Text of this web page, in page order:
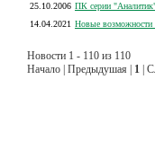
25.10.2006 ПК серии
14.04.2021 Новые
Новости 1 - 110 из 110
Начало | Предыдушая | 1 |